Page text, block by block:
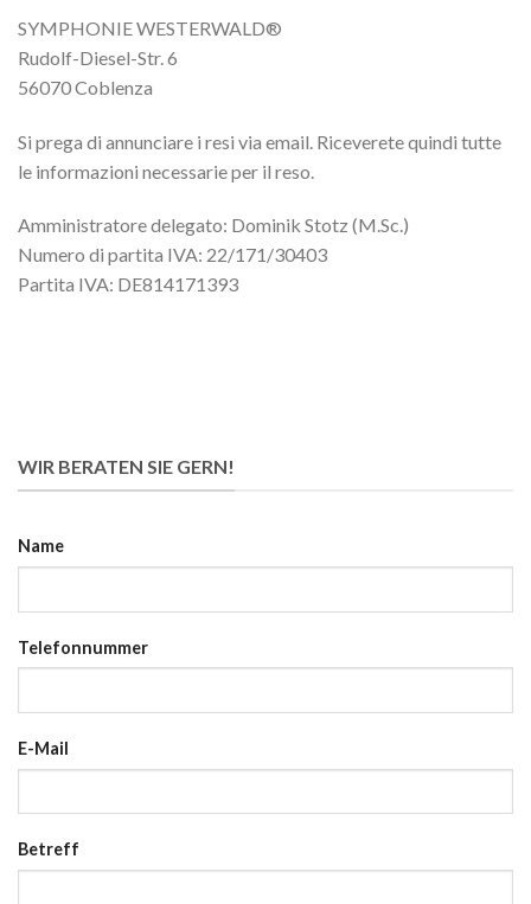
SYMPHONIE WESTERWALD®
Rudolf-Diesel-Str. 6
56070 Coblenza
Si prega di annunciare i resi via email. Riceverete quindi tutte
le informazioni necessarie per il reso.
Amministratore delegato: Dominik Stotz (M.Sc.)
Numero di partita IVA: 22/171/30403
Partita IVA: DE814171393
WIR BERATEN SIE GERN!
Name
Telefonnummer
E-Mail
Betreff